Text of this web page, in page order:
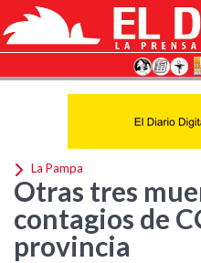
La Pampa
Otras tres
contagios de
provincia